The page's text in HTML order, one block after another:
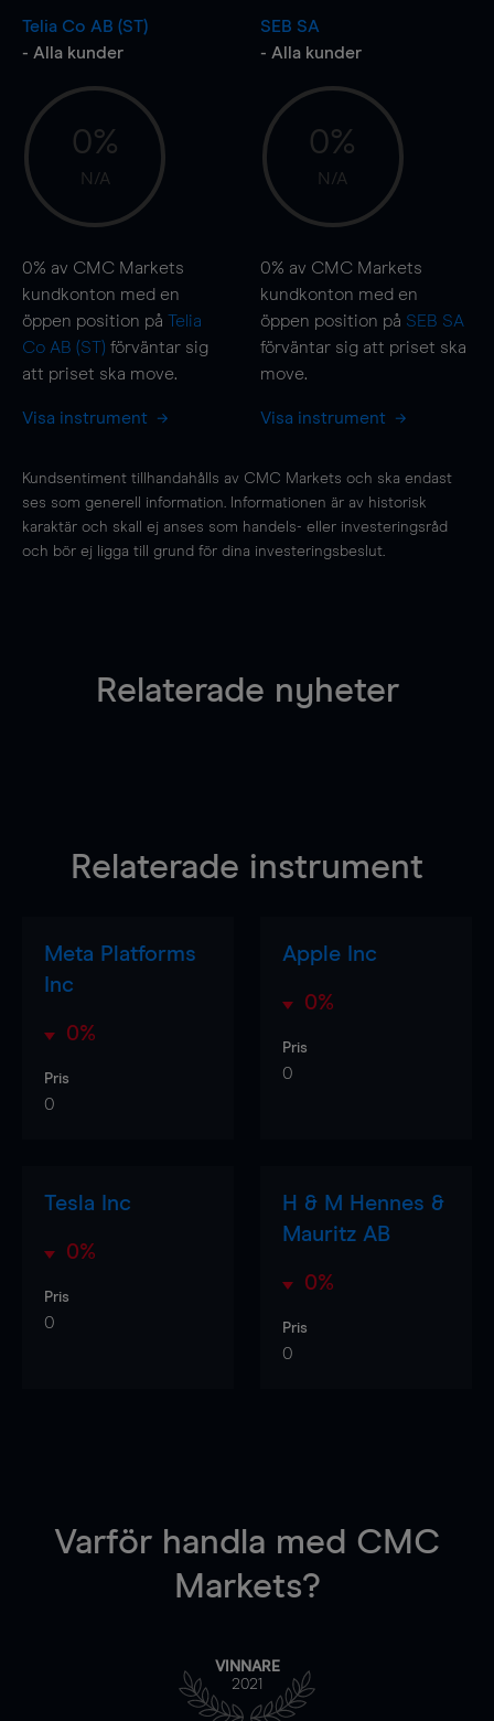
Telia Co AB (ST)
- Alla kunder
0%
N/A
0% av CMC Markets
kundkonton med en
öppen position på Telia
Co AB (ST) förväntar sig
att priset ska move.
Visa instrument
SEB SA
- Alla kunder
0%
N/A
0% av CMC Markets
kundkonton med en
öppen position på SEB SA
förväntar sig att priset ska
move.
Visa instrument
Kundsentiment tillhandahålls av CMC Markets och ska endast
ses som generell information. Informationen är av historisk
karaktär och skall ej anses som handels- eller investeringsråd
och bör ej ligga till grund för dina investeringsbeslut.
Relaterade nyheter
Relaterade instrument
Meta Platforms
Inc
0%
Pris
0
Apple Inc
0%
Pris
0
Tesla Inc
0%
Pris
0
H & M Hennes &
Mauritz AB
0%
Pris
0
Varför handla med CMC
Markets?
VINNARE
2021